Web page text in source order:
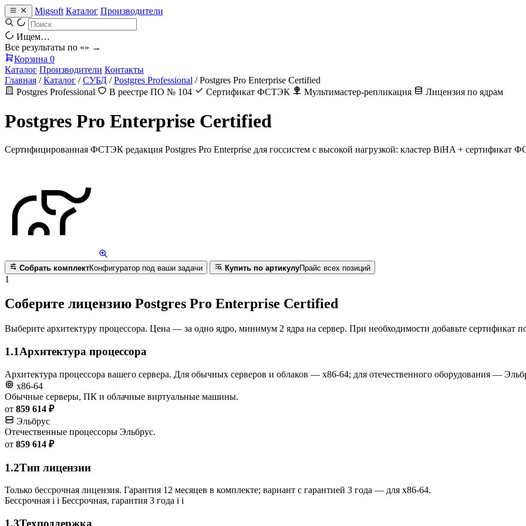
Migsoft Каталог Производители
Ищем…
Все результаты по «» →
Корзина 0
Каталог Производители Контакты
Главная / Каталог / СУБД / Postgres Professional / Postgres Pro Enterprise Certified
Postgres Professional
В реестре ПО № 104 Сертификат ФСТЭК Мультимастер-репликация Лицензия по ядрам
Postgres Pro Enterprise Certified
Сертифицированная ФСТЭК редакция Postgres Pro Enterprise для госсистем с высокой нагрузкой: кластер BiHA + сертификат
Собрать комплектКонфигуратор под ваши задачи Купить по артикулуПрайс всех позиций
1
Соберите лицензию Postgres Pro Enterprise Certified
Выберите архитектуру процессора. Цена — за одно ядро, минимум 2 ядра на сервер. При необходимости добавьте сертификат
1.1Архитектура процессора
Архитектура процессора вашего сервера. Для обычных серверов и облаков — x86-64; для отечественного оборудования —
x86-64
Обычные серверы, ПК и облачные виртуальные машины.
от 859 614 ₽
Эльбрус
Отечественные процессоры Эльбрус.
от 859 614 ₽
1.2Тип лицензии
Только бессрочная лицензия. Гарантия 12 месяцев в комплекте; вариант с гарантией 3 года — для x86-64.
Бессрочная i i Бессрочная, гарантия 3 года i i
1.3Техподдержка